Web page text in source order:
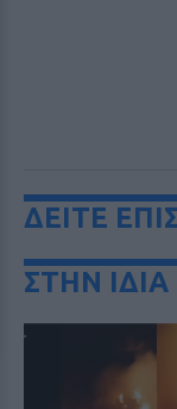
ΔΕΙΤΕ
ΣΤΗΝ